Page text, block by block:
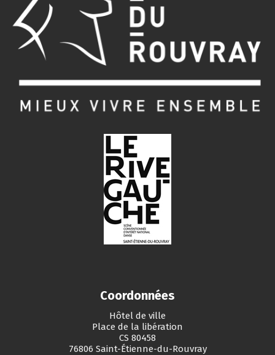
Coordonnées
Hôtel de ville
Place de la libération
CS 80458
76806 Saint-Étienne-du-Rouvray